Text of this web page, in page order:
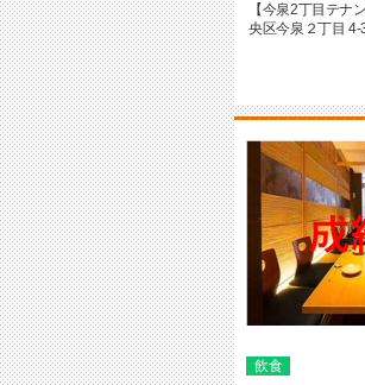
【今泉2丁目テナ
央区今泉２丁目 4-
飲食